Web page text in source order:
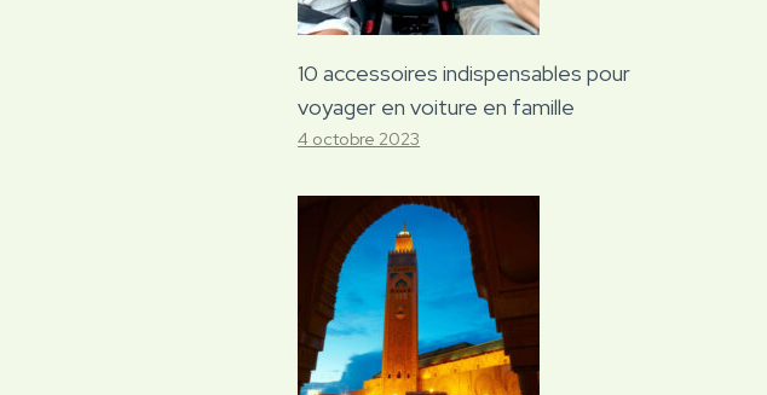
10 accessoires indispensables pour
voyager en voiture en famille
4 octobre 2023